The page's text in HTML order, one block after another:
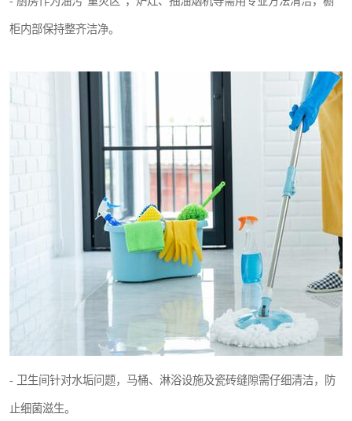
柜内部保持整齐洁净。
- 卫生间针对水垢问题，马桶、淋浴设施及瓷砖缝隙需仔细清洁，防
止细菌滋生。